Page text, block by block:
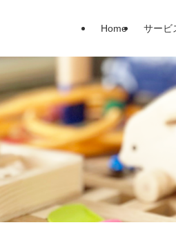
Home サービ